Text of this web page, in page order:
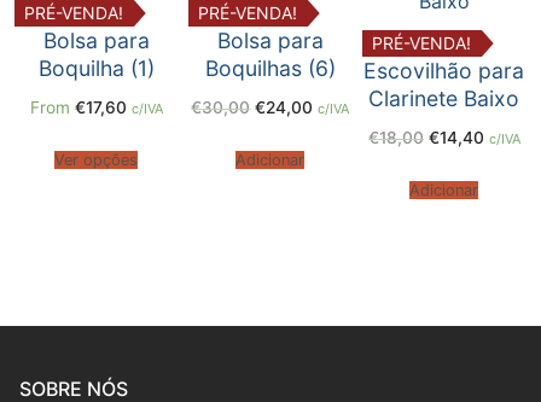
Teclas
Piano
Acordeão
Percussão
Música de Câmara
Duo
PRÉ-VENDA!
Bolsa para
Boquilha (1)
From €17,60 c/IVA
Ver opções
PRÉ-VENDA!
Bolsa para
Boquilhas (6)
€30,00 O
preço
era:
€30,00.
€24,00 O
c/IVA
Adicionar
PRÉ-VENDA!
Escovilhão para
Clarinete Baixo
€18,00 O
preço
era:
€18,00.
€14,40Oc/IVA
Adicionar
SOBRE NÓS